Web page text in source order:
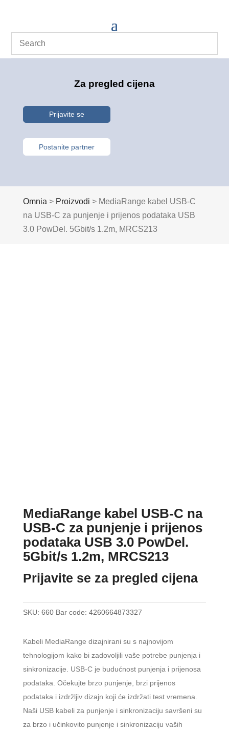
Za pregled cijena
Prijavite se
Postanite partner
Omnia > Proizvodi > MediaRange kabel USB-C
na USB-C za punjenje i prijenos podataka USB
3.0 PowDel. 5Gbit/s 1.2m, MRCS213
MediaRange kabel USB-C na
USB-C za punjenje i prijenos
podataka USB 3.0 PowDel.
5Gbit/s 1.2m, MRCS213
Prijavite se za pregled cijena
SKU: 660 Bar code: 4260664873327
Kabeli MediaRange dizajnirani su s najnovijom
tehnologijom kako bi zadovoljili vaše potrebe punjenja i
sinkronizacije. USB-C je budućnost punjenja i prijenosa
podataka. Očekujte brzo punjenje, brzi prijenos
podataka i izdržljiv dizajn koji će izdržati test vremena.
Naši USB kabeli za punjenje i sinkronizaciju savršeni su
za brzo i učinkovito punjenje i sinkronizaciju vaših